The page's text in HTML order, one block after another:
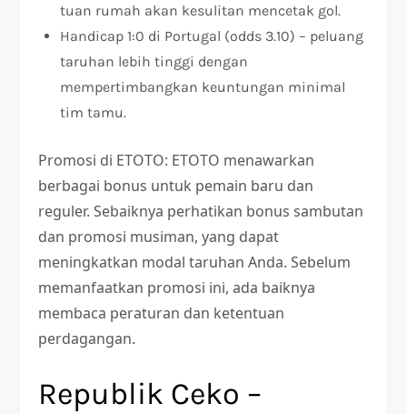
tuan rumah akan kesulitan mencetak gol.
Handicap 1:0 di Portugal (odds 3.10) – peluang
taruhan lebih tinggi dengan
mempertimbangkan keuntungan minimal
tim tamu.
Promosi di ETOTO: ETOTO menawarkan
berbagai bonus untuk pemain baru dan
reguler. Sebaiknya perhatikan bonus sambutan
dan promosi musiman, yang dapat
meningkatkan modal taruhan Anda. Sebelum
memanfaatkan promosi ini, ada baiknya
membaca peraturan dan ketentuan
perdagangan.
Republik Ceko –